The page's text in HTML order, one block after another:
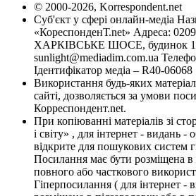
© 2000-2026, Korrespondent.net
Суб'єкт у сфері онлайн-медіа
«КореспонденТ.net» Адреса:
ХАРКІВСЬКЕ ШОСЕ, будинок
sunlight@mediadim.com.ua
Ідентифікатор медіа – R40-06068
Використання будь-яких
сайті, дозволяється за умови
Корреспондент.net.
При копіюванні матеріалів зі
і світу» , для інтернет - видань -
відкрите для пошукових систем
Посилання має бути розміщена в
повного або часткового
Гіперпосилання ( для інтернет -